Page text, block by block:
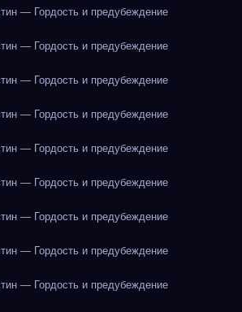
— Гордость и предубеждение
— Гордость и предубеждение
— Гордость и предубеждение
— Гордость и предубеждение
— Гордость и предубеждение
— Гордость и предубеждение
— Гордость и предубеждение
— Гордость и предубеждение
— Гордость и предубеждение